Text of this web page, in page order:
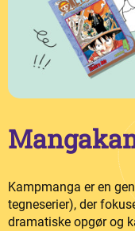
Kampmanga er en
tegneserier), der
dramatiske opgør og